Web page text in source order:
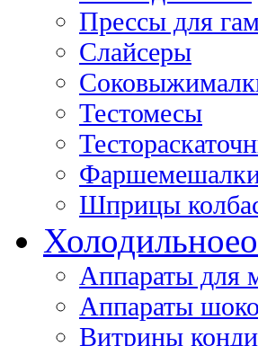
Прессы для
Слайсеры
Тестомесы
Шприцы
Холодильное
Аппараты для
Аппараты
Витрины